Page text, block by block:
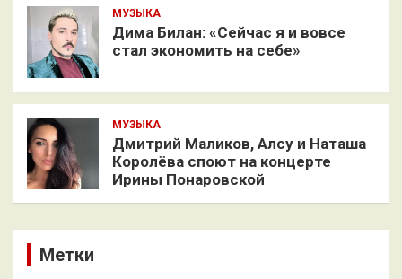
МУЗЫКА
Дима Билан: «Сейчас я и вовсе
стал экономить на себе»
МУЗЫКА
Дмитрий Маликов, Алсу и Наташа
Королёва споют на концерте
Ирины Понаровской
Метки